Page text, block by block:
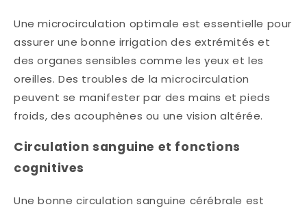
Une microcirculation optimale est essentielle pour
assurer une bonne irrigation des extrémités et
des organes sensibles comme les yeux et les
oreilles. Des troubles de la microcirculation
peuvent se manifester par des mains et pieds
froids, des acouphènes ou une vision altérée.​
Circulation sanguine et fonctions
cognitives
Une bonne circulation sanguine cérébrale est